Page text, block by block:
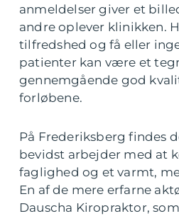
anmeldelser giver et
andre oplever klinikken.
tilfredshed og få eller
patienter kan være et
gennemgående god
forløbene.
På Frederiksberg findes
bevidst arbejder med at
faglighed og et varmt,
En af de mere erfarne
Dauscha Kiropraktor,